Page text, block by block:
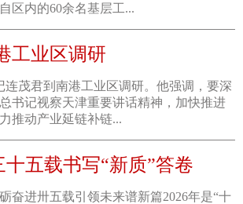
区内的60余名基层工...
工业区调研
连茂君到南港工业区调研。他强调，要深
书记视察天津重要讲话精神，加快推进
推动产业延链补链...
五载书写“新质”答卷
奋进卅五载引领未来谱新篇2026年是“十